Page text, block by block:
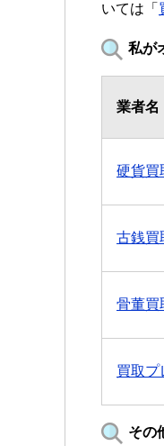
いては「
私が
業者名
硬貨買
古銭買
骨董買
買取プ
その